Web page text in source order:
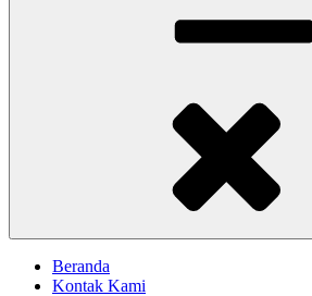
Beranda
Kontak Kami